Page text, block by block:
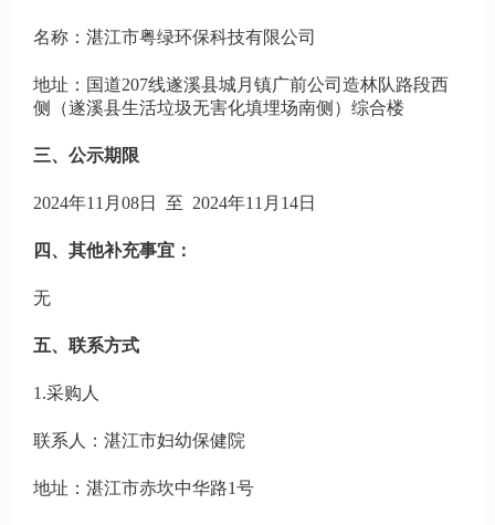
名称：湛江市粤绿环保科技有限公司
地址：国道207线遂溪县城月镇广前公司造林队路段西
侧（遂溪县生活垃圾无害化填埋场南侧）综合楼
三、公示期限
2024年11月08日 至 2024年11月14日
四、其他补充事宜：
无
五、联系方式
1.采购人
联系人：湛江市妇幼保健院
地址：湛江市赤坎中华路1号